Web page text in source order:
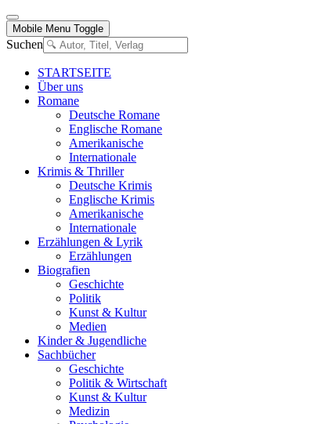
Mobile Menu Toggle
Suchen
STARTSEITE
Über uns
Romane
Deutsche Romane
Englische Romane
Amerikanische
Internationale
Krimis & Thriller
Deutsche Krimis
Englische Krimis
Amerikanische
Internationale
Erzählungen & Lyrik
Erzählungen
Biografien
Geschichte
Politik
Kunst & Kultur
Medien
Kinder & Jugendliche
Sachbücher
Geschichte
Politik & Wirtschaft
Kunst & Kultur
Medizin